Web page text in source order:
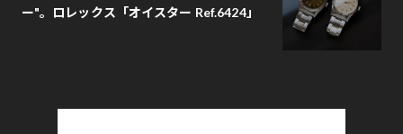
ー"。ロレックス「オイスター Ref.6424」